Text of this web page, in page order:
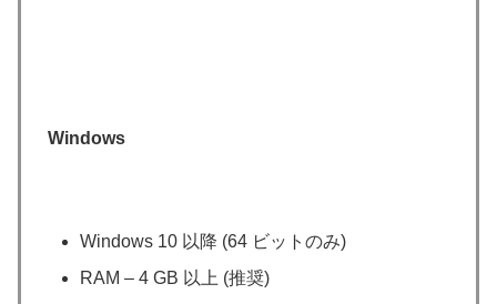
Windows
Windows 10 以降 (64 ビットのみ)
RAM – 4 GB 以上 (推奨)